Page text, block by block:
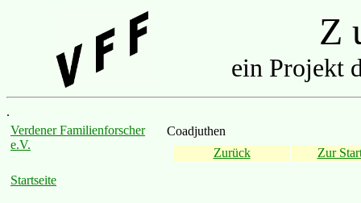
Z
ein Projekt
.
Verdener Familienforscher
e.V.
Startseite
Coadjuthen
Zurück
Zur